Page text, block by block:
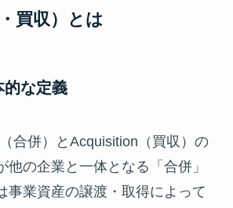
買収）とは
な定義
合併）とAcquisition（買収）の
他の企業と一体となる「合併」
事業資産の譲渡・取得によって